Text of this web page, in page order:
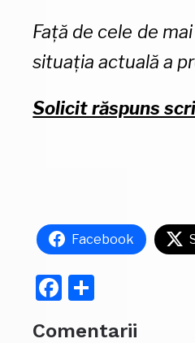
Față de cele de
situația actuală a
Solicit răspuns
Facebook
Facebook
Comentarii